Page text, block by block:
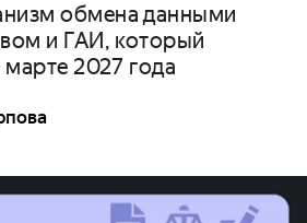
обмена данными
и ГАИ, который
марте 2027 года